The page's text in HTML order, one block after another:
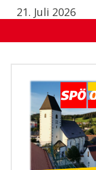
21. Juli 2026